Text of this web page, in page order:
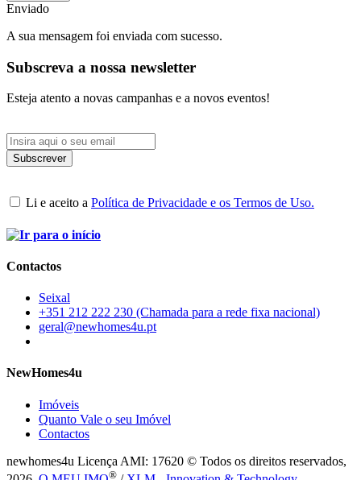
Enviado
A sua mensagem foi enviada com sucesso.
Subscreva a nossa newsletter
Esteja atento a novas campanhas e a novos eventos!
Li e aceito a Política de Privacidade e os Termos de Uso.
Contactos
Seixal
+351 212 222 230 (Chamada para a rede fixa nacional)
geral@newhomes4u.pt
NewHomes4u
Imóveis
Quanto Vale o seu Imóvel
Contactos
newhomes4u Licença AMI: 17620 © Todos os direitos reservados,
®